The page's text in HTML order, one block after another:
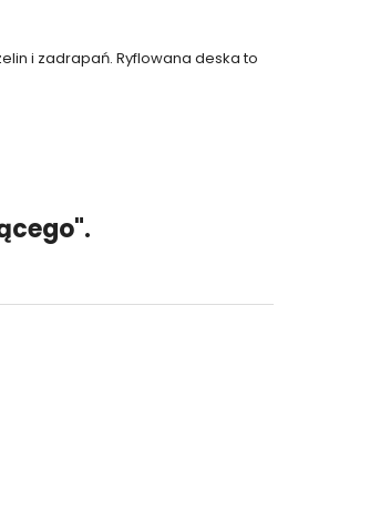
i zadrapań. Ryflowana deska to